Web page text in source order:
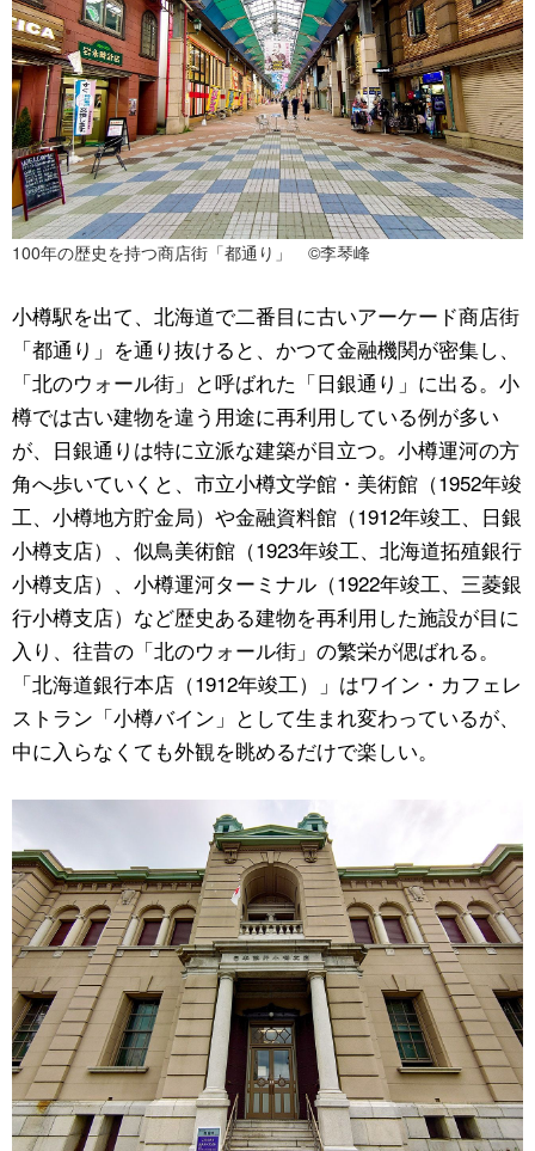
100年の歴史を持つ商店街「都通り」 ©李琴峰
小樽駅を出て、北海道で二番目に古いアーケード商店街
「都通り」を通り抜けると、かつて金融機関が密集し、
「北のウォール街」と呼ばれた「日銀通り」に出る。小
樽では古い建物を違う用途に再利用している例が多い
が、日銀通りは特に立派な建築が目立つ。小樽運河の方
角へ歩いていくと、市立小樽文学館・美術館（1952年竣
工、小樽地方貯金局）や金融資料館（1912年竣工、日銀
小樽支店）、似鳥美術館（1923年竣工、北海道拓殖銀行
小樽支店）、小樽運河ターミナル（1922年竣工、三菱銀
行小樽支店）など歴史ある建物を再利用した施設が目に
入り、往昔の「北のウォール街」の繁栄が偲ばれる。
「北海道銀行本店（1912年竣工）」はワイン・カフェレ
ストラン「小樽バイン」として生まれ変わっているが、
中に入らなくても外観を眺めるだけで楽しい。